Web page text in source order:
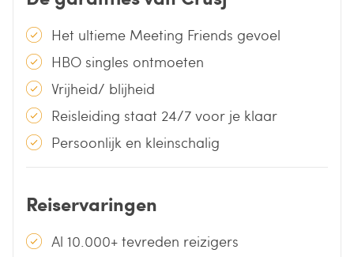
Het ultieme Meeting Friends gevoel
HBO singles ontmoeten
Vrijheid/ blijheid
Reisleiding staat 24/7 voor je klaar
Persoonlijk en kleinschalig
Reiservaringen
Al 10.000+ tevreden reizigers